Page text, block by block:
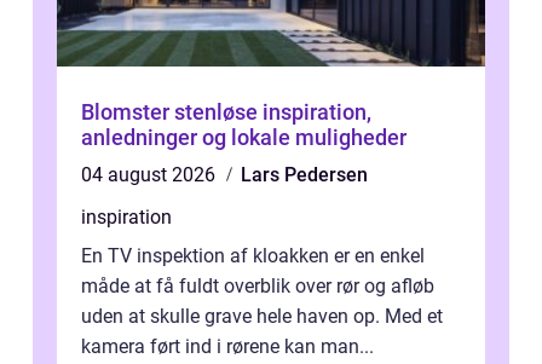
Blomster stenløse inspiration,
anledninger og lokale muligheder
04 august 2026
Lars Pedersen
inspiration
En TV inspektion af kloakken er en enkel
måde at få fuldt overblik over rør og afløb
uden at skulle grave hele haven op. Med et
kamera ført ind i rørene kan man...